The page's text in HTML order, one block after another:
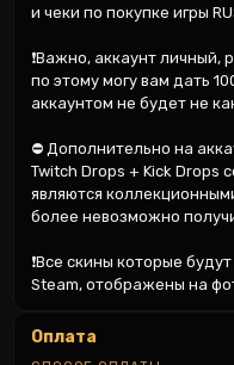
и чеки по покупке игры
❗Важно, аккаунт личный,
по этому могу вам дать
аккаунтом не будет не
⛔ Дополнительно на
Twitch Drops + Kick Drops
являются
более невозможно
❗Все скины которые
Steam, отображены на
Оплата